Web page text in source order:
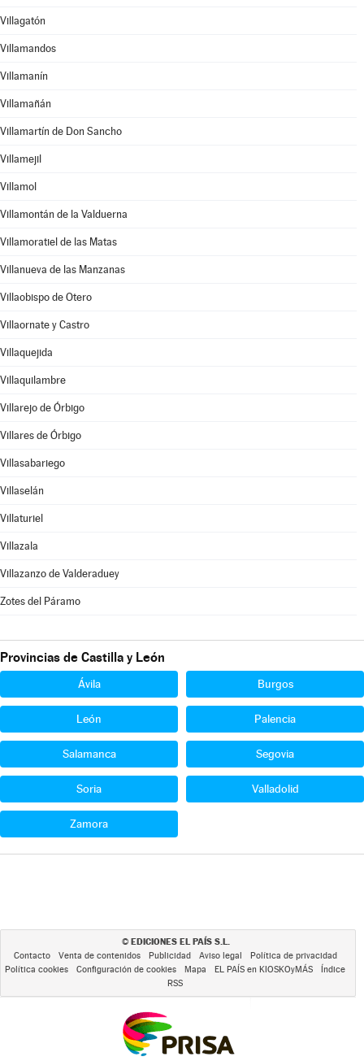
Villagatón
Villamandos
Villamanín
Villamañán
Villamartín de Don Sancho
Villamejil
Villamol
Villamontán de la Valduerna
Villamoratiel de las Matas
Villanueva de las Manzanas
Villaobispo de Otero
Villaornate y Castro
Villaquejida
Villaquilambre
Villarejo de Órbigo
Villares de Órbigo
Villasabariego
Villaselán
Villaturiel
Villazala
Villazanzo de Valderaduey
Zotes del Páramo
Provincias de Castilla y León
Ávila Burgos
León Palencia
Salamanca Segovia
Soria Valladolid
Zamora
© EDICIONES EL PAÍS S.L.
Contacto Venta de contenidos Publicidad Aviso legal
Política de privacidad
Política cookies
Configuración de cookies Mapa EL PAÍS en KIOSKOyMÁS
Índice
RSS